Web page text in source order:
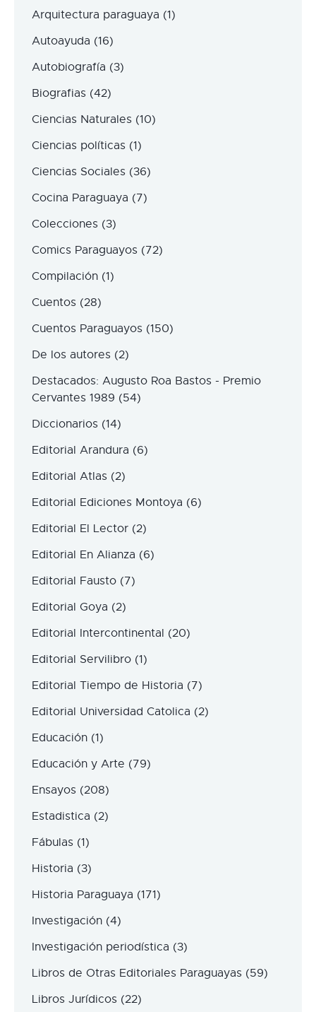
Arquitectura paraguaya (1)
Autoayuda (16)
Autobiografía (3)
Biografias (42)
Ciencias Naturales (10)
Ciencias políticas (1)
Ciencias Sociales (36)
Cocina Paraguaya (7)
Colecciones (3)
Comics Paraguayos (72)
Compilación (1)
Cuentos (28)
Cuentos Paraguayos (150)
De los autores (2)
Destacados: Augusto Roa Bastos - Premio
Cervantes 1989 (54)
Diccionarios (14)
Editorial Arandura (6)
Editorial Atlas (2)
Editorial Ediciones Montoya (6)
Editorial El Lector (2)
Editorial En Alianza (6)
Editorial Fausto (7)
Editorial Goya (2)
Editorial Intercontinental (20)
Editorial Servilibro (1)
Editorial Tiempo de Historia (7)
Editorial Universidad Catolica (2)
Educación (1)
Educación y Arte (79)
Ensayos (208)
Estadistica (2)
Fábulas (1)
Historia (3)
Historia Paraguaya (171)
Investigación (4)
Investigación periodística (3)
Libros de Otras Editoriales Paraguayas (59)
Libros Jurídicos (22)